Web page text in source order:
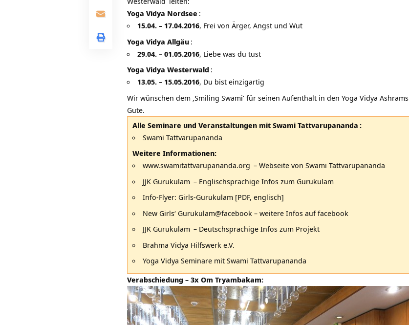
Yoga Vidya Nordsee :
15.04. – 17.04.2016, Frei von Ärger, Angst und Wut
Yoga Vidya Allgäu :
29.04. – 01.05.2016, Liebe was du tust
Yoga Vidya Westerwald :
13.05. – 15.05.2016, Du bist einzigartig
Wir wünschen dem ‚Smiling Swami‘ für seinen Aufenthalt in den Yoga Vidya Ashrams
Gute.
Alle Seminare und Veranstaltungen mit Swami Tattvarupananda :
Swami Tattvarupananda
Weitere Informationen:
www.swamitattvarupananda.org – Webseite von Swami Tattvarupananda
JJK Gurukulam – Englischsprachige Infos zum Gurukulam
Info-Flyer: Girls-Gurukulam [PDF, englisch]
New Girls‘ Gurukulam@facebook – weitere Infos auf facebook
JJK Gurukulam – Deutschsprachige Infos zum Projekt
Brahma Vidya Hilfswerk e.V.
Yoga Vidya Seminare mit Swami Tattvarupananda
Verabschiedung – 3x Om Tryambakam: